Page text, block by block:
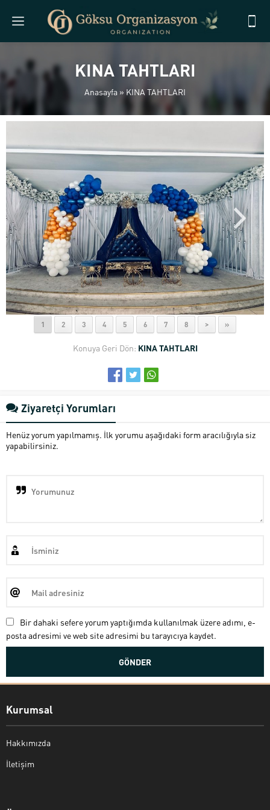
KINA TAHTLARI
Anasayfa » KINA TAHTLARI
1 2 3 4 5 6 7 8 > »
Konuya Geri Dön: KINA TAHTLARI
Ziyaretçi Yorumları
Henüz yorum yapılmamış. İlk yorumu aşağıdaki form aracılığıyla siz
yapabilirsiniz.
Bir dahaki sefere yorum yaptığımda kullanılmak üzere adımı, e-
posta adresimi ve web site adresimi bu tarayıcıya kaydet.
Kurumsal
Hakkımızda
İletişim